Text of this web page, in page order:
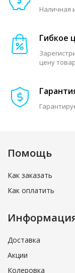
Наличная
Гибкое
цену
Помощь
Как заказать
Как оплатить
Доставка
Акции
Колеровка